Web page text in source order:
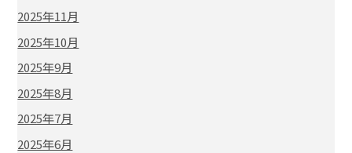
2025年11月
2025年10月
2025年9月
2025年8月
2025年7月
2025年6月